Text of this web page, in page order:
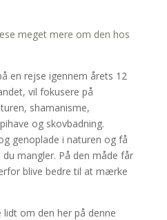
meget mere om den hos
en rejse igennem årets 12
vil fokusere på
shamanisme,
og skovbadning.
genoplade i naturen og få
mangler. På den måde får
blive bedre til at mærke
om den her på denne